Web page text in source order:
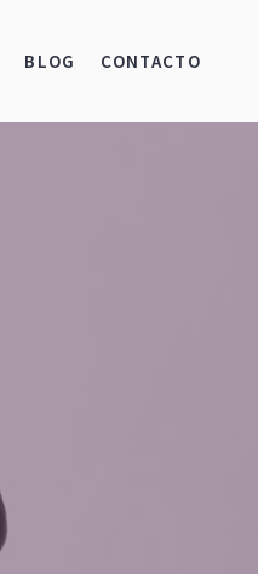
BLOG CONTACTO